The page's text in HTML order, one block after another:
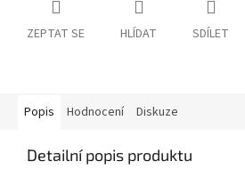
ZEPTAT SE HLÍDAT SDÍLET
Popis Hodnocení Diskuze
Detailní popis produktu